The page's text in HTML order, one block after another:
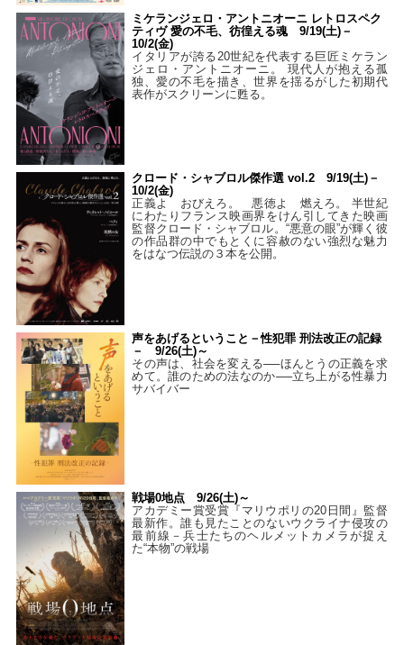
ミケランジェロ・アントニオーニ レトロスペク
ティヴ 愛の不毛、彷徨える魂 9/19(土)－
10/2(金)
イタリアが誇る20世紀を代表する巨匠ミケラン
ジェロ・アントニオーニ。 現代人が抱える孤
独、愛の不毛を描き、世界を揺るがした初期代
表作がスクリーンに甦る。
クロード・シャブロル傑作選 vol.2 9/19(土)－
10/2(金)
正義よ おびえろ。 悪徳よ 燃えろ。 半世紀
にわたりフランス映画界をけん引してきた映画
監督クロード・シャブロル。“悪意の眼”が輝く彼
の作品群の中でもとくに容赦のない強烈な魅力
をはなつ伝説の３本を公開。
声をあげるということ－性犯罪 刑法改正の記録
－ 9/26(土)～
その声は、社会を変える──ほんとうの正義を求
めて。誰のための法なのか──立ち上がる性暴力
サバイバー
戦場0地点 9/26(土)～
アカデミー賞受賞『マリウポリの20日間』監督
最新作。誰も見たことのないウクライナ侵攻の
最前線－兵士たちのヘルメットカメラが捉え
た“本物”の戦場